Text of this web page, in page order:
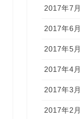
2017年7月
2017年6月
2017年5月
2017年4月
2017年3月
2017年2月